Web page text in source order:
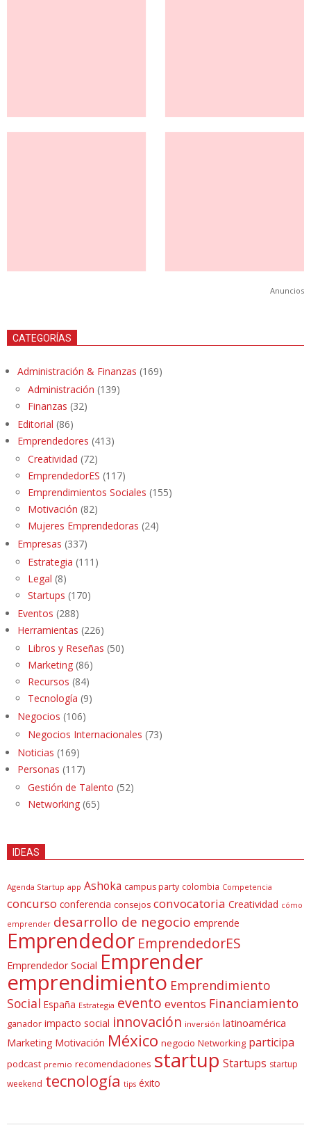
Anuncios
CATEGORÍAS
Administración & Finanzas (169)
Administración (139)
Finanzas (32)
Editorial (86)
Emprendedores (413)
Creatividad (72)
EmprendedorES (117)
Emprendimientos Sociales (155)
Motivación (82)
Mujeres Emprendedoras (24)
Empresas (337)
Estrategia (111)
Legal (8)
Startups (170)
Eventos (288)
Herramientas (226)
Libros y Reseñas (50)
Marketing (86)
Recursos (84)
Tecnología (9)
Negocios (106)
Negocios Internacionales (73)
Noticias (169)
Personas (117)
Gestión de Talento (52)
Networking (65)
IDEAS
Agenda Startup app Ashoka campus party colombia Competencia
concurso conferencia consejos convocatoria Creatividad cómo
emprender desarrollo de negocio emprende
Emprendedor EmprendedorES
Emprendedor Social Emprender
emprendimiento Emprendimiento
Social España Estrategia evento eventos Financiamiento
ganador impacto social innovación inversión latinoamérica
Marketing Motivación México negocio Networking participa
podcast premio recomendaciones startup Startups startup
weekend tecnología tips éxito